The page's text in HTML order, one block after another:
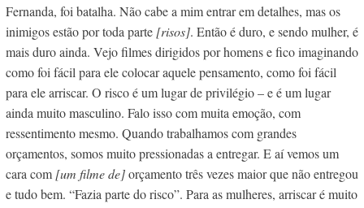
Fernanda, foi batalha. Não cabe a mim entrar em detalhes, mas os
inimigos estão por toda parte[risos]. Então é duro, e sendo mulher, é
mais duro ainda. Vejo filmes dirigidos por homens e fico imaginando
como foi fácil para ele colocar aquele pensamento, como foi fácil
para ele arriscar. O risco é um lugar de privilégio – e é um lugar
ainda muito masculino. Falo isso com muita emoção, com
ressentimento mesmo. Quando trabalhamos com grandes
orçamentos, somos muito pressionadas a entregar. E aí vemos um
cara com[um filme de]orçamento três vezes maior que não entregou
e tudo bem. “Fazia parte do risco”. Para as mulheres, arriscar é muito